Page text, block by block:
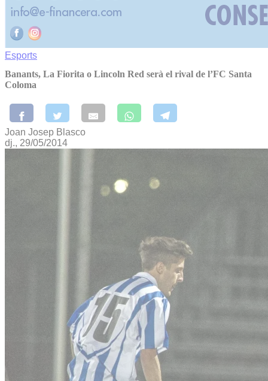
Esports
Banants, La Fiorita o Lincoln Red serà el rival de l’FC Santa
Coloma
Joan Josep Blasco
dj., 29/05/2014